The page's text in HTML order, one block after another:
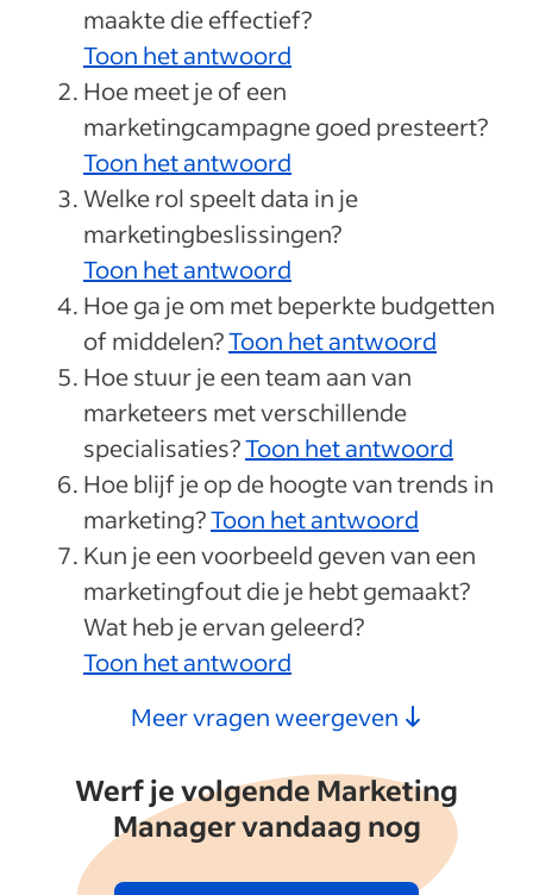
maakte die effectief?
Toon het antwoord
Hoe meet je of een
marketingcampagne goed presteert?
Toon het antwoord
Welke rol speelt data in je
marketingbeslissingen?
Toon het antwoord
Hoe ga je om met beperkte budgetten
of middelen?Toon het antwoord
Hoe stuur je een team aan van
marketeers met verschillende
specialisaties?Toon het antwoord
Hoe blijf je op de hoogte van trends in
marketing?Toon het antwoord
Kun je een voorbeeld geven van een
marketingfout die je hebt gemaakt?
Wat heb je ervan geleerd?
Toon het antwoord
Meer vragen weergeven
Werf je volgende Marketing
Manager vandaag nog